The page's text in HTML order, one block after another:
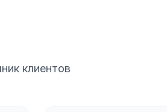
клиентов